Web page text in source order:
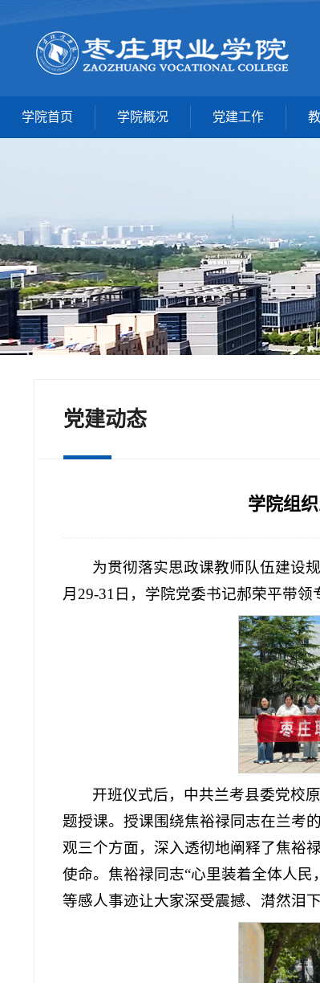
学院首页 学院概况 党建工作
党建动态
学院组
为贯彻落实思政课教师队伍建设
月29-31日，学院党委书记郝荣平带
开班仪式后，中共兰考县委党校
题授课。授课围绕焦裕禄同志在兰考
观三个方面，深入透彻地阐释了焦裕
使命。焦裕禄同志“心里装着全体人民
等感人事迹让大家深受震撼、潸然泪下